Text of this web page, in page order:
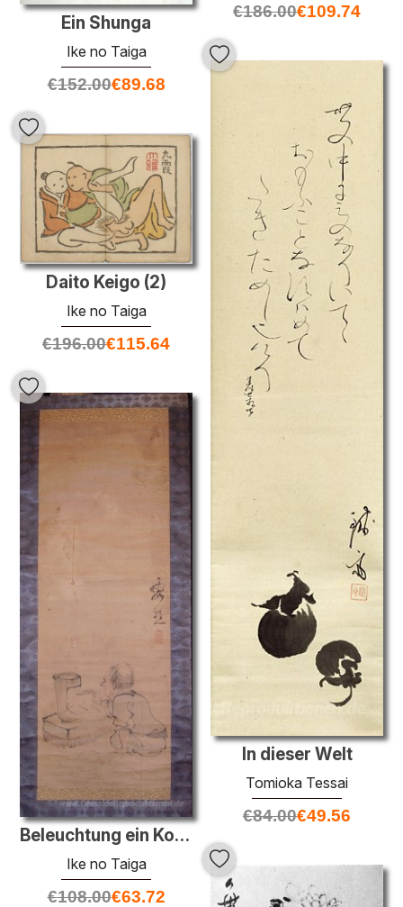
€186.00€109.74
Ein Shunga
Ike no Taiga
€152.00€89.68
In dieser Welt
Tomioka Tessai
€84.00€49.56
Daito Keigo (2)
Ike no Taiga
€196.00€115.64
Beleuchtung ein Kohlenbecken (möglicherweise in Vorbereitung auf
Ike no Taiga
€108.00€63.72